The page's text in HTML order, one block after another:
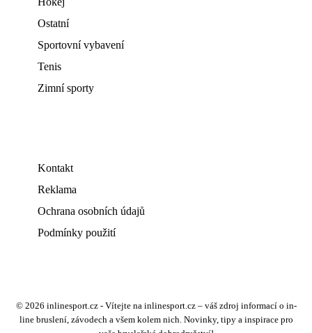
Ostatní
Sportovní vybavení
Tenis
Zimní sporty
Kontakt
Reklama
Ochrana osobních údajů
Podmínky použití
© 2026 inlinesport.cz - Vítejte na inlinesport.cz – váš zdroj informací o in-
line bruslení, závodech a všem kolem nich. Novinky, tipy a inspirace pro